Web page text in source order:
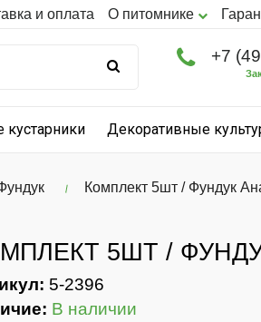
и оплата О питомнике
+7
кустарники Декоративные
Комплект 5шт / Фундук
5ШТ /
5-2396
В наличии